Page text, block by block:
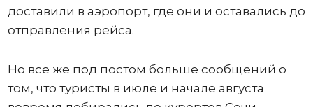
доставили в аэропорт, где они и оставались до
отправления рейса.
Но все же под постом больше сообщений о
том, что туристы в июле и начале августа